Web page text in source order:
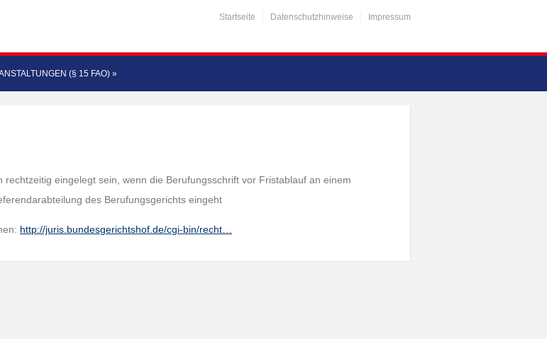
Startseite Datenschutzhinweise Impressum
(§ 15 FAO) »
rechtzeitig eingelegt sein, wenn die Berufungsschrift vor Fristablauf an einem
des Berufungsgerichts eingeht
http://juris.bundesgerichtshof.de/cgi-bin/recht…